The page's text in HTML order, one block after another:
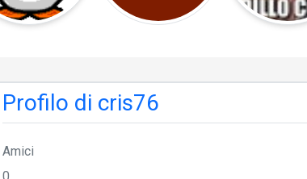
Profilo di cris76
Amici